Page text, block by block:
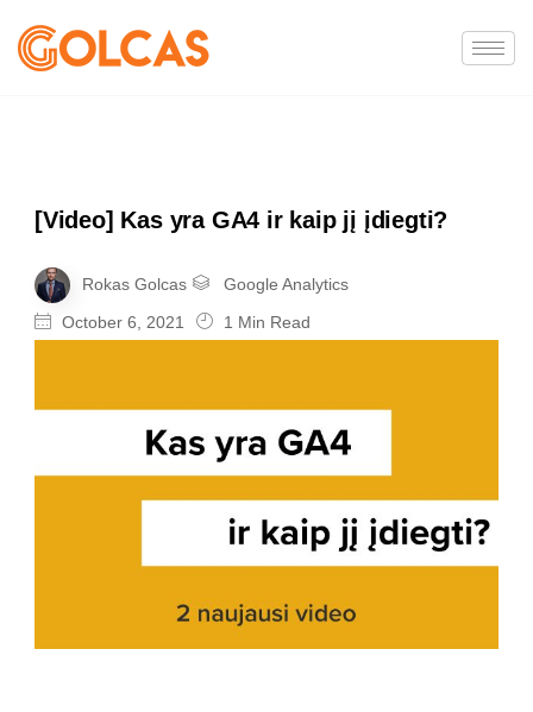
[Video] Kas yra GA4 ir kaip jį įdiegti?
Rokas Golcas Google Analytics
October 6, 2021 1 Min Read